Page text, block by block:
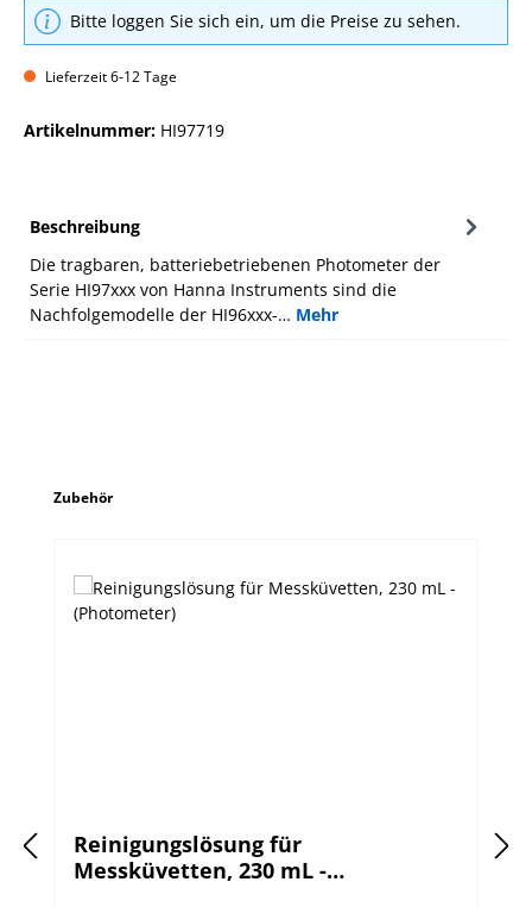
Bitte loggen Sie sich ein, um die Preise zu sehen.
Lieferzeit 6-12 Tage
Artikelnummer: HI97719
Beschreibung
Die tragbaren, batteriebetriebenen Photometer der
Serie HI97xxx von Hanna Instruments sind die
Nachfolgemodelle der HI96xxx-… Mehr
Produktgalerie überspringen
Zubehör
Reinigungslösung für
Messküvetten, 230 mL -